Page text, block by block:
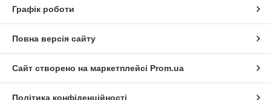
Графік роботи
Повна версія сайту
Сайт створено на маркетплейсі Prom.ua
Політика конфіденційності